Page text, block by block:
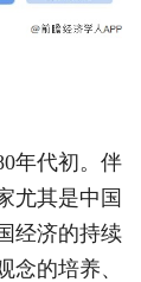
年代初。伴
尤其是中国
经济的持续
的培养、